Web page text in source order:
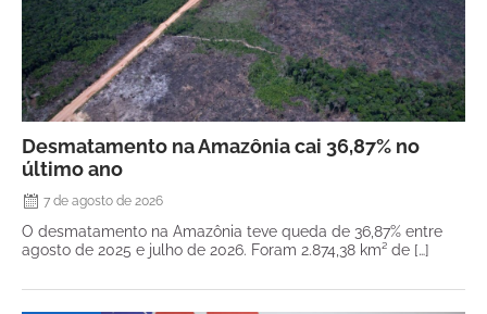
Desmatamento na Amazônia cai 36,87% no
último ano
7 de agosto de 2026
O desmatamento na Amazônia teve queda de 36,87% entre
agosto de 2025 e julho de 2026. Foram 2.874,38 km² de […]